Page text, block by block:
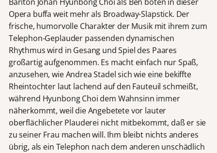
Bariton Johan Hyunbong Choi als Ben boten in dieser
Opera buffa weit mehr als Broadway-Slapstick. Der
frische, humorvolle Charakter der Musik mit ihrem zum
Telephon-Geplauder passenden dynamischen
Rhythmus wird in Gesang und Spiel des Paares
großartig aufgenommen. Es macht einfach nur Spaß,
anzusehen, wie Andrea Stadel sich wie eine bekiffte
Rheintochter laut lachend auf den Fauteuil schmeißt,
während Hyunbong Choi dem Wahnsinn immer
näherkommt, weil die Angebetete vor lauter
oberflächlicher Plauderei nicht mitbekommt, daß er sie
zu seiner Frau machen will. Ihm bleibt nichts anderes
übrig, als ein Telephon nach dem anderen unschädlich